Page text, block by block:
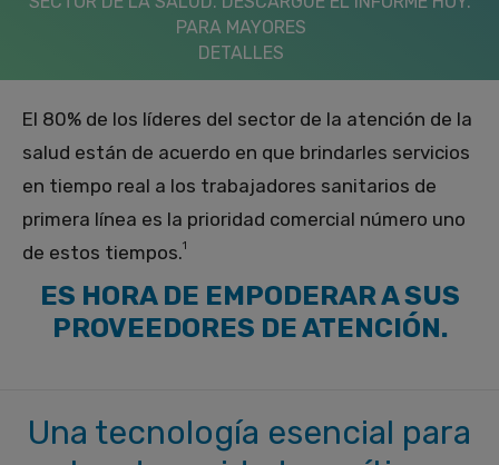
PARA MAYORES
DETALLES
El 80% de los líderes del sector de la atención de la
salud están de acuerdo en que brindarles servicios
en tiempo real a los trabajadores sanitarios de
primera línea es la prioridad comercial número uno
de estos tiempos.1
ES HORA DE EMPODERAR A SUS
PROVEEDORES DE ATENCIÓN.
Una tecnología esencial para